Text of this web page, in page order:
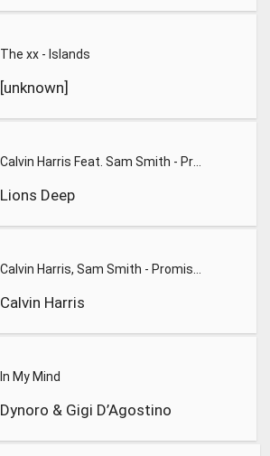
The xx - Islands
[unknown]
Lions Deep
Calvin Harris
In My Mind
Dynoro & Gigi D’Agostino